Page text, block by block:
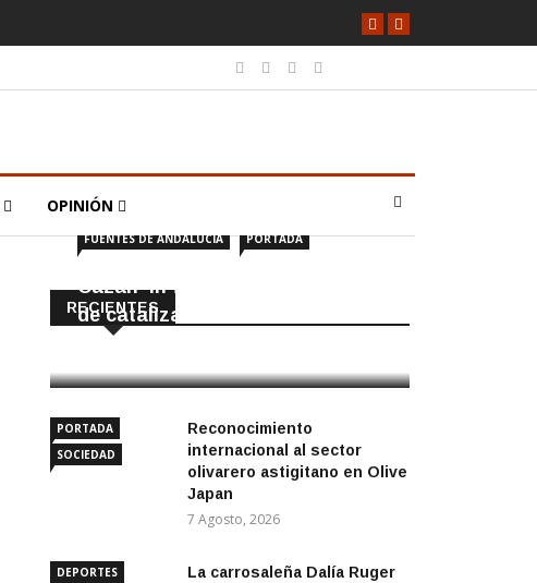
OPINIÓN
RECIENTES
FUENTES DE ANDALUCÍA PORTADA
Cazan ‘in fraganti’ a ladrones
de catalizadores
PORTADA
SOCIEDAD
Reconocimiento
internacional al sector
olivarero astigitano en Olive
Japan
7 Agosto, 2026
DEPORTES
La carrosaleña Dalía Ruger